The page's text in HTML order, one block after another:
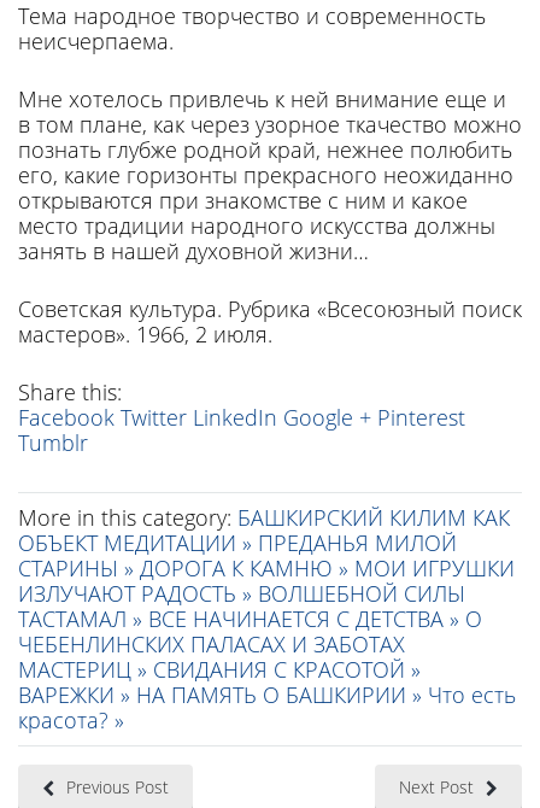
Тема народное творчество и современность
неисчерпаема.
Мне хотелось привлечь к ней внимание еще и
в том плане, как через узорное ткачество можно
познать глубже родной край, нежнее полюбить
его, какие го­ризонты прекрасного неожидан­но
открываются при знакомстве с ним и какое
место традиции народного искусства должны
за­нять в нашей духовной жизни…
Советская культура. Рубрика «Всесоюзный поиск
мастеров». 1966, 2 июля.
Share this:
Facebook Twitter LinkedIn Google + Pinterest
Tumblr
More in this category: БАШКИРСКИЙ КИЛИМ КАК
ОБЪЕКТ МЕДИТАЦИИ » ПРЕДАНЬЯ МИЛОЙ
СТАРИНЫ » ДОРОГА К КАМНЮ » МОИ ИГРУШКИ
ИЗЛУЧАЮТ РАДОСТЬ » ВОЛШЕБНОЙ СИЛЫ
ТАСТАМАЛ » ВСЕ НАЧИНАЕТСЯ С ДЕТСТВА » О
ЧЕБЕНЛИНСКИХ ПАЛАСАХ И ЗАБОТАХ
МАСТЕРИЦ » СВИДАНИЯ С КРАСОТОЙ »
ВАРЕЖКИ » НА ПАМЯТЬ О БАШКИРИИ » Что есть
красота? »
Previous Post Next Post